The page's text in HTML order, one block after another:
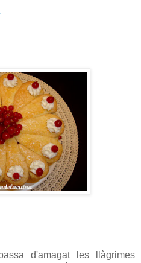
d'amagat les llàgrimes